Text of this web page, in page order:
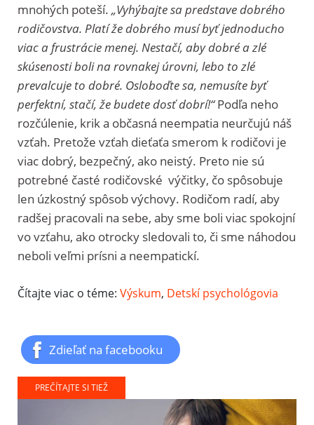
mnohých poteší. „Vyhýbajte sa predstave dobrého
rodičovstva. Platí že dobrého musí byť jednoducho
viac a frustrácie menej. Nestačí, aby dobré a zlé
skúsenosti boli na rovnakej úrovni, lebo to zlé
prevalcuje to dobré. Osloboďte sa, nemusíte byť
perfektní, stačí, že budete dosť dobrí!“Podľa neho
rozčúlenie, krik a občasná neempatia neurčujú náš
vzťah. Pretože vzťah dieťaťa smerom k rodičovi je
viac dobrý, bezpečný, ako neistý. Preto nie sú
potrebné časté rodičovské výčitky, čo spôsobuje
len úzkostný spôsob výchovy. Rodičom radí, aby
radšej pracovali na sebe, aby sme boli viac spokojní
vo vzťahu, ako otrocky sledovali to, či sme náhodou
neboli veľmi prísni a neempatickí.
Čítajte viac o téme: Výskum, Detskí psychológovia
Zdieľať na facebooku
PREČÍTAJTE SI TIEŽ